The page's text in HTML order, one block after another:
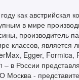
как австрийская
в мире
производитель
классов, является
Egger, Formica,
– в России
-